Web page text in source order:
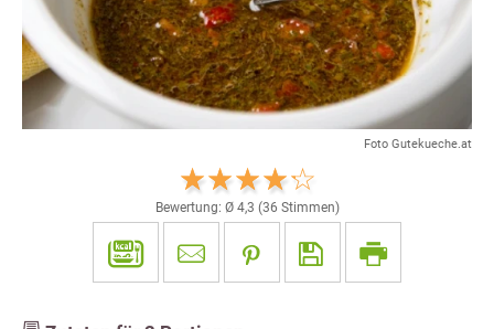
Foto Gutekueche.at
Bewertung: Ø 4,3 (36 Stimmen)